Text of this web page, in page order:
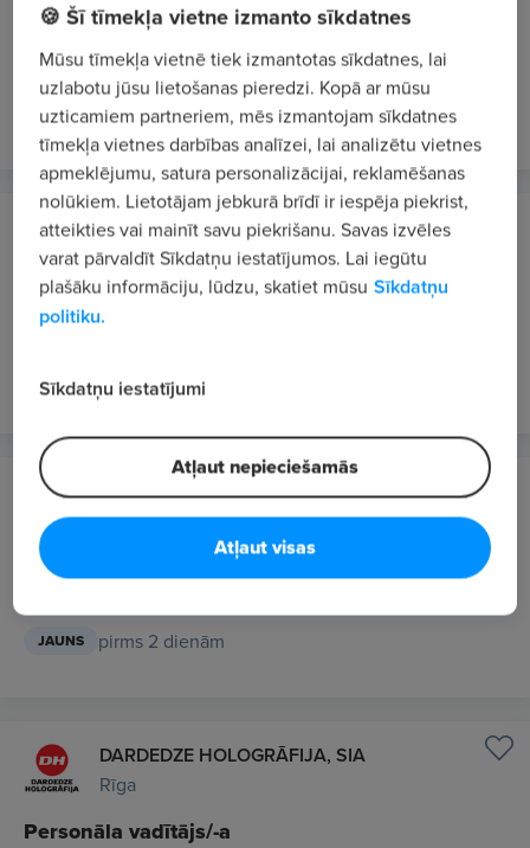
Talent Acquisition Assistant
1500 €/mēn. bruto
JAUNS pirms 2 dienām
HQ CHIPPER PARTS, SIA
Rīga
Personāla daļas asistents/-e
JAUNS pirms 15 stundām
Rītausmas Steel Constructions, SIA
Rīga
Sekretārs(-e) - administratīvais(-ā) asistents(-e)
JAUNS pirms 2 dienām
DARDEDZE HOLOGRĀFIJA, SIA
Rīga
Personāla vadītājs/-a
🍪 Šī tīmekļa vietne izmanto sīkdatnes
Mūsu tīmekļa vietnē tiek izmantotas sīkdatnes, lai
uzlabotu jūsu lietošanas pieredzi. Kopā ar mūsu
uzticamiem partneriem, mēs izmantojam sīkdatnes
tīmekļa vietnes darbības analīzei, lai analizētu vietnes
apmeklējumu, satura personalizācijai, reklamēšanas
nolūkiem. Lietotājam jebkurā brīdī ir iespēja piekrist,
atteikties vai mainīt savu piekrišanu. Savas izvēles
varat pārvaldīt Sīkdatņu iestatījumos. Lai iegūtu
plašāku informāciju, lūdzu, skatiet mūsu Sīkdatņu
politiku.
Sīkdatņu iestatījumi
Atļaut nepieciešamās
Atļaut visas